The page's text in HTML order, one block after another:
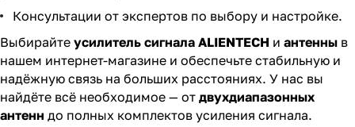
Консультации от экспертов по выбору и настройке.
Выбирайте усилитель сигнала ALIENTECH и антенны в
нашем интернет-магазине и обеспечьте стабильную и
надёжную связь на больших расстояниях. У нас вы
найдёте всё необходимое — от двухдиапазонных
антенн до полных комплектов усиления сигнала.